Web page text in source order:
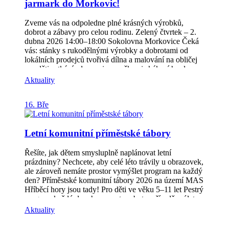
děkujeme!
jarmark do Morkovic!
Zveme vás na odpoledne plné krásných výrobků,
dobrot a zábavy pro celou rodinu. Zelený čtvrtek – 2.
dubna 2026 14:00–18:00 Sokolovna Morkovice Čeká
vás: stánky s rukodělnými výrobky a dobrotami od
lokálních prodejců tvořivá dílna a malování na obličej
pro děti setkání s lamami a ovečkami skákací hrad
občerstvení i zelené pivo Vezměte rodinu, děti i
kamarády a přijďte si užít pohodové odpoledne,
pivu! Těšíme se na vás
Aktuality
16. Bře
Letní komunitní příměstské tábory
Řešíte, jak dětem smysluplně naplánovat letní
prázdniny? Nechcete, aby celé léto trávily u obrazovek,
ale zároveň nemáte prostor vymýšlet program na každý
den? Příměstské komunitní tábory 2026 na území MAS
Hříběcí hory jsou tady! Pro děti ve věku 5–11 let Pestrý
program každý den: hry, sport, pobyt v přírodě, výlety,
tvoření, soutěže i zábavné a logické úkoly To vše v
bezpečném a přátelském prostředí Přihlášky a podrobné
Aktuality